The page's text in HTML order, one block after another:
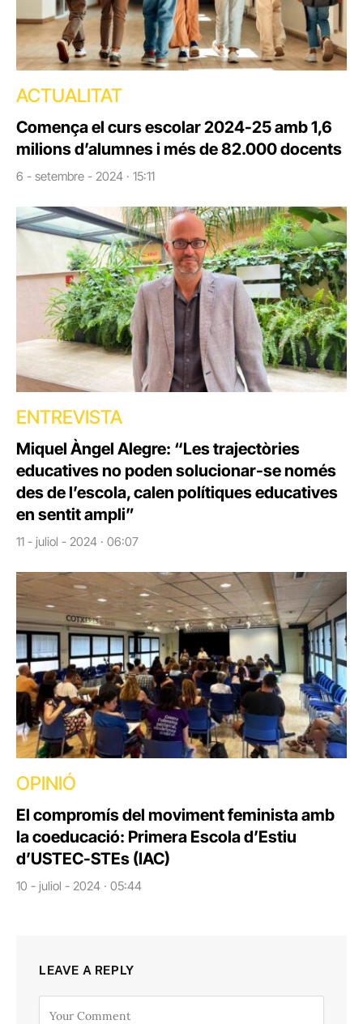
ACTUALITAT
Comença el curs escolar 2024-25 amb 1,6
milions d’alumnes i més de 82.000 docents
6 - setembre - 2024 · 15:11
ENTREVISTA
Miquel Àngel Alegre: “Les trajectòries
educatives no poden solucionar-se només
des de l’escola, calen polítiques educatives
en sentit ampli”
11 - juliol - 2024 · 06:07
OPINIÓ
El compromís del moviment feminista amb
la coeducació: Primera Escola d’Estiu
d’USTEC-STEs (IAC)
10 - juliol - 2024 · 05:44
LEAVE A REPLY